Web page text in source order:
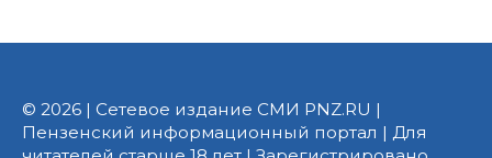
© 2026 | Сетевое издание СМИ PNZ.RU |
Пензенский информационный портал | Для